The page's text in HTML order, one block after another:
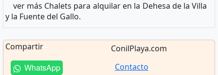
ver más Chalets para alquilar en la Dehesa de la Villa
y la Fuente del Gallo.
Compartir
WhatsApp
ConilPlaya.com
Contacto